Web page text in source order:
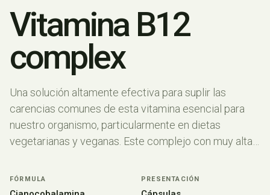
Vitamina B12
complex
Una solución altamente efectiva para suplir las
carencias comunes de esta vitamina esencial para
nuestro organismo, particularmente en dietas
vegetarianas y veganas. Este complejo con muy alta
excepcional de la cianocobalamina, fundamental para
la salud neurológica y la formación de glóbulos rojos.
FÓRMULA PRESENTACIÓN